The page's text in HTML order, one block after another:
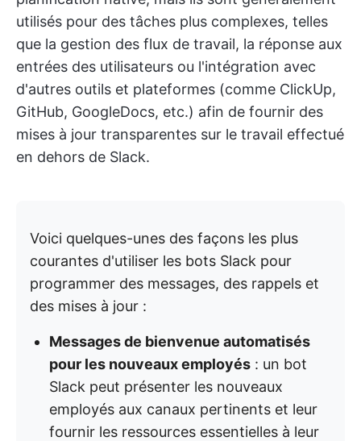
utilisés pour des tâches plus complexes, telles
que la gestion des flux de travail, la réponse aux
entrées des utilisateurs ou l'intégration avec
d'autres outils et plateformes (comme ClickUp,
GitHub, GoogleDocs, etc.) afin de fournir des
mises à jour transparentes sur le travail effectué
en dehors de Slack.
Voici quelques-unes des façons les plus
courantes d'utiliser les bots Slack pour
programmer des messages, des rappels et
des mises à jour :
Messages de bienvenue automatisés
pour les nouveaux employés : un bot
Slack peut présenter les nouveaux
employés aux canaux pertinents et leur
fournir les ressources essentielles à leur